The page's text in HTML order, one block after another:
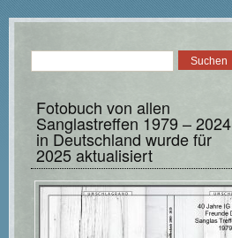
Fotobuch von allen
Sanglastreffen 1979 – 2024
in Deutschland wurde für
2025 aktualisiert